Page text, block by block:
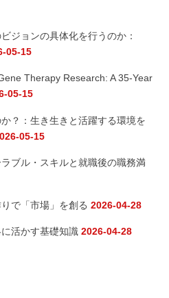
ジョンの具体化を行うのか：
05-15
Therapy Research: A 35-Year
05-15
？：生き生きと活躍する環境を
05-15
ブル・スキルと就職後の職務満
で「市場」を創る 2026-04-28
活かす基礎知識 2026-04-28